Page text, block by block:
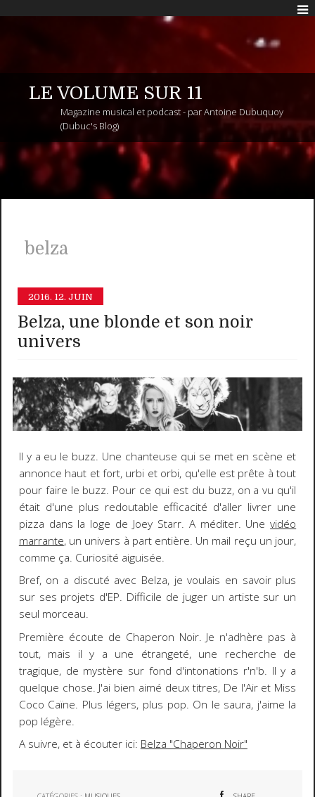
LE VOLUME SUR 11
Magazine musical et podcast - par Antoine Dubuquoy
(Dubuc's Blog)
belza
2016. 12. JUIN
Belza, une blonde et son noir
univers
Il y a eu le buzz. Une chanteuse qui se met en scène et
annonce haut et fort, urbi et orbi, qu'elle est prête à tout
pour faire le buzz. Pour ce qui est du buzz, on a vu qu'il
était d'une plus redoutable efficacité d'aller livrer une
pizza dans la loge de Joey Starr. A méditer. Unevidéo
marrante, un univers à part entière. Un mail reçu un jour,
comme ça. Curiosité aiguisée.
Bref, on a discuté avec Belza, je voulais en savoir plus
sur ses projets d'EP. Difficile de juger un artiste sur un
seul morceau.
Première écoute de Chaperon Noir. Je n'adhère pas à
tout, mais il y a une étrangeté, une recherche de
tragique, de mystère sur fond d'intonations r'n'b. Il y a
quelque chose. J'ai bien aimé deux titres, De l'Air et Miss
Coco Caïne. Plus légers, plus pop. On le saura, j'aime la
pop légère.
A suivre, et à écouter ici: Belza "Chaperon Noir"